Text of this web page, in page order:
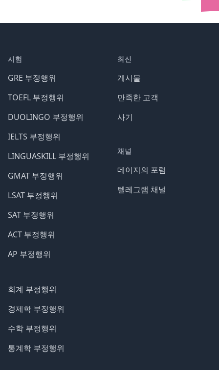
시험
GRE 부정행위
TOEFL 부정행위
DUOLINGO 부정행위
IELTS 부정행위
LINGUASKILL 부정행위
GMAT 부정행위
LSAT 부정행위
SAT 부정행위
ACT 부정행위
AP 부정행위
회계 부정행위
경제학 부정행위
수학 부정행위
통계학 부정행위
최신
게시물
만족한 고객
사기
채널
데이지의 포럼
텔레그램 채널